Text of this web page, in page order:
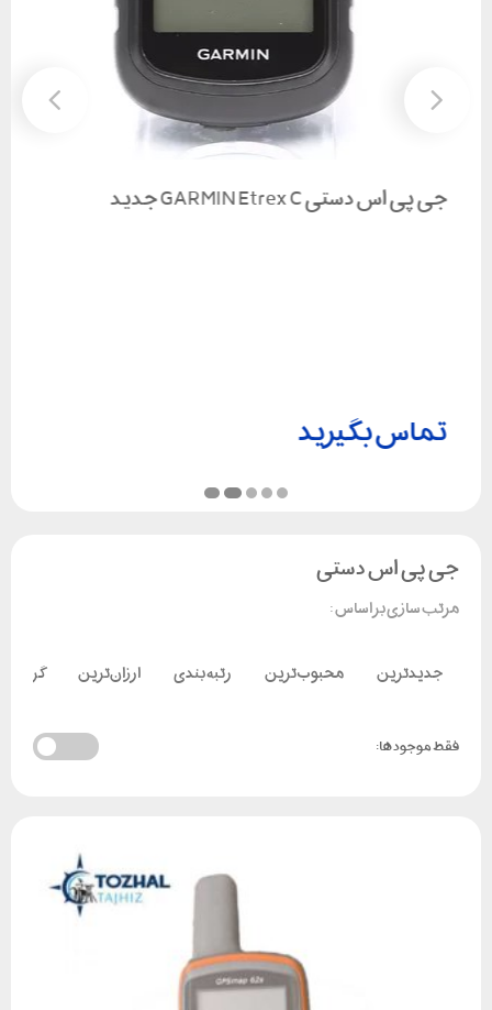
جی پی اس دستی گارمین Oregon750
تماس بگیرید
قبلی بعدی
جی پی اس دستی
مرتب سازی بر اساس :
جدیدترین محبوب‌ترین رتبه بندی ارزان‌ترین
فقط موجود ها: